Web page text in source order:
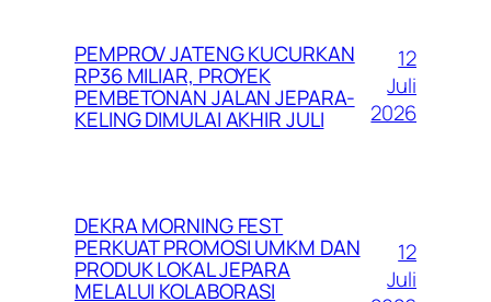
PEMPROV JATENG KUCURKAN
RP36 MILIAR, PROYEK
PEMBETONAN JALAN JEPARA-
KELING DIMULAI AKHIR JULI
12
Juli
2026
DEKRA MORNING FEST
PERKUAT PROMOSI UMKM DAN
PRODUK LOKAL JEPARA
MELALUI KOLABORASI
12
Juli